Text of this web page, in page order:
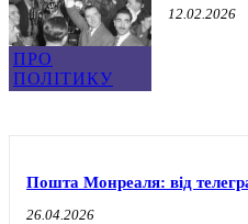
ПРО
ПОЛІТИКУ
12.02.2026
Пошта Монреаля: від
26.04.2026